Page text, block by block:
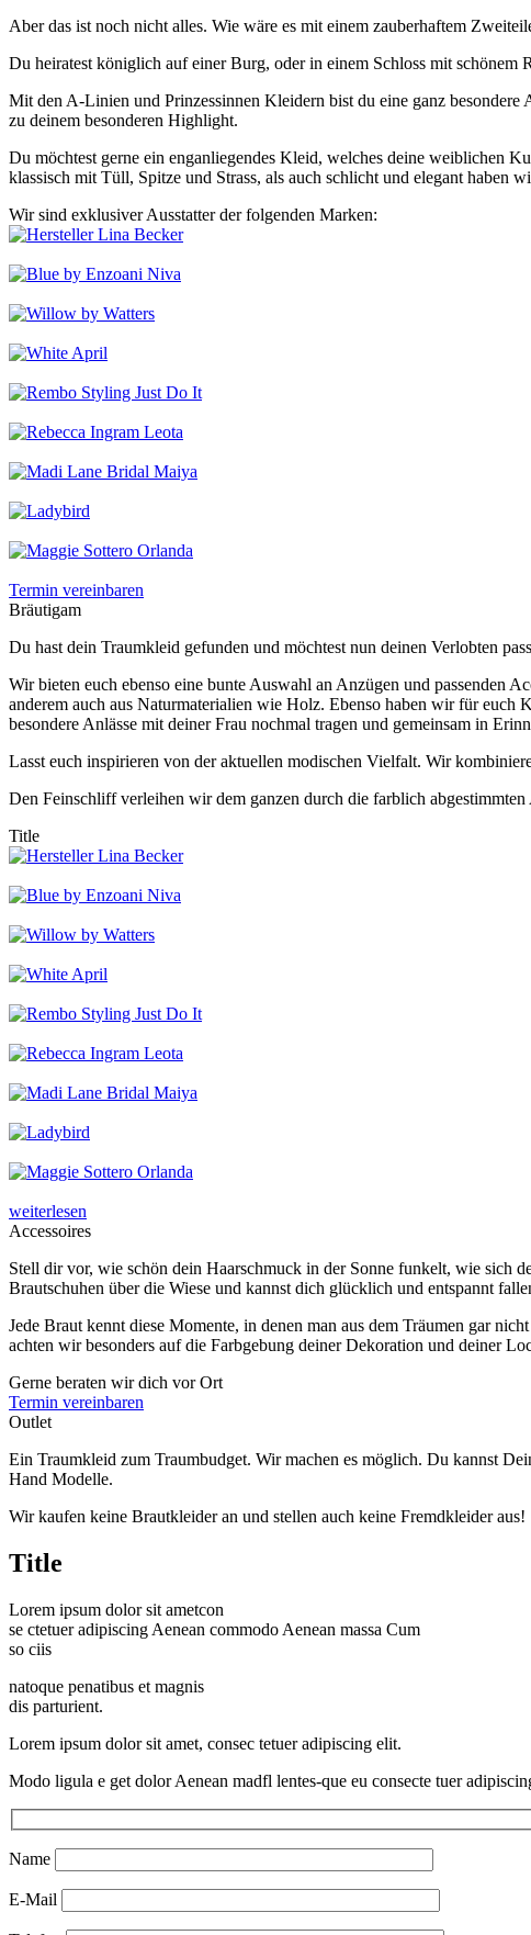
Aber das ist noch nicht alles. Wie wäre es mit einem zauberhaftem
Du heiratest königlich auf einer Burg, oder in einem Schloss mit
Mit den A-Linien und Prinzessinnen Kleidern bist du eine ganz
zu deinem besonderen Highlight.
Du möchtest gerne ein enganliegendes Kleid, welches deine weiblichen
klassisch mit Tüll, Spitze und Strass, als auch schlicht und elegant haben
Wir sind exklusiver Ausstatter der folgenden Marken:
Termin vereinbaren
Bräutigam
Du hast dein Traumkleid gefunden und möchtest nun deinen Verlobten
Wir bieten euch ebenso eine bunte Auswahl an Anzügen und passenden
anderem auch aus Naturmaterialien wie Holz. Ebenso haben wir für
besondere Anlässe mit deiner Frau nochmal tragen und gemeinsam in
Lasst euch inspirieren von der aktuellen modischen Vielfalt. Wir
Den Feinschliff verleihen wir dem ganzen durch die farblich
Title
weiterlesen
Accessoires
Stell dir vor, wie schön dein Haarschmuck in der Sonne funkelt, wie sich
Brautschuhen über die Wiese und kannst dich glücklich und entspannt
Jede Braut kennt diese Momente, in denen man aus dem Träumen gar
achten wir besonders auf die Farbgebung deiner Dekoration und deiner
Gerne beraten wir dich vor Ort
Termin vereinbaren
Outlet
Ein Traumkleid zum Traumbudget. Wir machen es möglich. Du kannst
Hand Modelle.
Wir kaufen keine Brautkleider an und stellen auch keine Fremdkleider aus!
Title
Lorem ipsum dolor sit ametcon
se ctetuer adipiscing Aenean commodo Aenean massa Cum
so ciis
natoque penatibus et magnis
dis parturient.
Lorem ipsum dolor sit amet, consec tetuer adipiscing elit.
Modo ligula e get dolor Aenean madfl lentes-que eu consecte tuer
Name
E-Mail